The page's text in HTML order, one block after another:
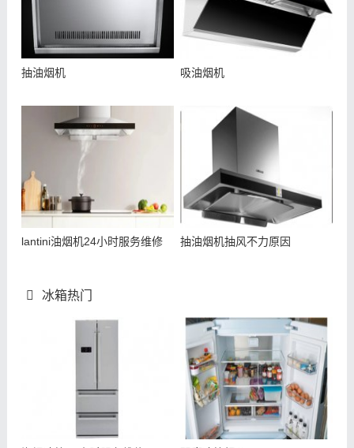
抽油烟机 吸油烟机
lantini油烟机24小时服务维修 抽油烟机抽风不力原因
冰箱热门